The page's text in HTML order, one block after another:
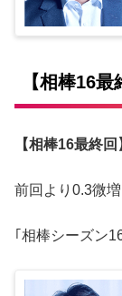
【相棒16
【相棒16最終
前回より0.3微
｢相棒シーズン